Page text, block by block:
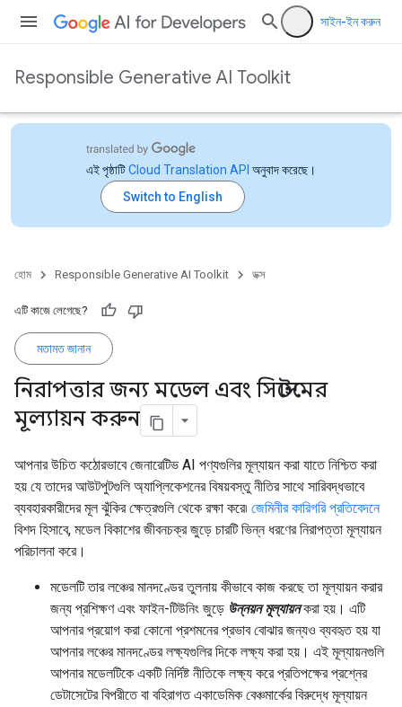
সাইন-ইন করুন
Responsible Generative AI Toolkit
এই পৃষ্ঠাটিCloud Translation API অনুবাদ করেছে।
হোম Responsible Generative AI Toolkit ডক্স
এটি কাজে লেগেছে?
মতামত জানান
নিরাপত্তার জন্য মডেল এবং সিস্টেমের
মূল্যায়ন করুন
আপনার উচিত কঠোরভাবে জেনারেটিভ AI পণ্যগুলির মূল্যায়ন করা যাতে নিশ্চিত করা
হয় যে তাদের আউটপুটগুলি অ্যাপ্লিকেশনের বিষয়বস্তু নীতির সাথে সারিবদ্ধভাবে
ব্যবহারকারীদের মূল ঝুঁকির ক্ষেত্রগুলি থেকে রক্ষা করে৷ জেমিনীর কারিগরি প্রতিবেদনে
বিশদ হিসাবে, মডেল বিকাশের জীবনচক্র জুড়ে চারটি ভিন্ন ধরণের নিরাপত্তা মূল্যায়ন
পরিচালনা করে।
মডেলটি তার লঞ্চের মানদণ্ডের তুলনায় কীভাবে কাজ করছে তা মূল্যায়ন করার
জন্য প্রশিক্ষণ এবং ফাইন-টিউনিং জুড়ে উন্নয়ন মূল্যায়নকরা হয়। এটি
আপনার প্রয়োগ করা কোনো প্রশমনের প্রভাব বোঝার জন্যও ব্যবহৃত হয় যা
আপনার লঞ্চের মানদণ্ডের লক্ষ্যগুলির দিকে লক্ষ্য করা হয়। এই মূল্যায়নগুলি
আপনার মডেলটিকে একটি নির্দিষ্ট নীতিকে লক্ষ্য করে প্রতিপক্ষের প্রশ্নের
ডেটাসেটের বিপরীতে বা বহিরাগত একাডেমিক বেঞ্চমার্কের বিরুদ্ধে মূল্যায়ন